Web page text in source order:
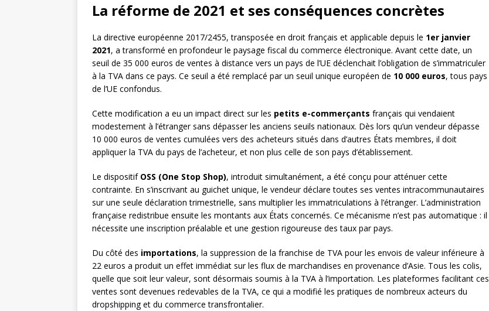
La réforme de 2021 et ses conséquences concrètes
La directive européenne 2017/2455, transposée en droit français et applicable depuis le 1er janvier
2021, a transformé en profondeur le paysage fiscal du commerce électronique. Avant cette date, un
seuil de 35 000 euros de ventes à distance vers un pays de l’UE déclenchait l’obligation de s’immatriculer
à la TVA dans ce pays. Ce seuil a été remplacé par un seuil unique européen de 10 000 euros, tous pays
de l’UE confondus.
Cette modification a eu un impact direct sur les petits e-commerçants français qui vendaient
modestement à l’étranger sans dépasser les anciens seuils nationaux. Dès lors qu’un vendeur dépasse
10 000 euros de ventes cumulées vers des acheteurs situés dans d’autres États membres, il doit
appliquer la TVA du pays de l’acheteur, et non plus celle de son pays d’établissement.
Le dispositif OSS (One Stop Shop), introduit simultanément, a été conçu pour atténuer cette
contrainte. En s’inscrivant au guichet unique, le vendeur déclare toutes ses ventes intracommunautaires
sur une seule déclaration trimestrielle, sans multiplier les immatriculations à l’étranger. L’administration
française redistribue ensuite les montants aux États concernés. Ce mécanisme n’est pas automatique : il
nécessite une inscription préalable et une gestion rigoureuse des taux par pays.
Du côté des importations, la suppression de la franchise de TVA pour les envois de valeur inférieure à
22 euros a produit un effet immédiat sur les flux de marchandises en provenance d’Asie. Tous les colis,
quelle que soit leur valeur, sont désormais soumis à la TVA à l’importation. Les plateformes facilitant ces
ventes sont devenues redevables de la TVA, ce qui a modifié les pratiques de nombreux acteurs du
dropshipping et du commerce transfrontalier.